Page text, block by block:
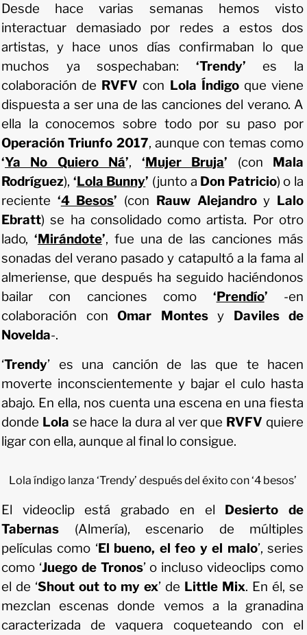
Desde hace varias semanas hemos visto
interactuar demasiado por redes a estos dos
artistas, y hace unos días confirmaban lo que
muchos ya sospechaban: ‘Trendy’ es la
colaboración de RVFV con Lola Índigoque viene
dispuesta a ser una de las canciones del verano. A
ella la conocemos sobre todo por su paso por
Operación Triunfo 2017, aunque con temas como
‘Ya No Quiero Ná’, ‘Mujer Bruja’ (con Mala
Rodríguez), ‘Lola Bunny’ (junto a Don Patricio) o la
reciente ‘4 Besos’ (con Rauw Alejandroy Lalo
Ebratt) se ha consolidado como artista. Por otro
lado, ‘Mirándote’, fue una de las canciones más
sonadas del verano pasado y catapultó a la fama al
almeriense, que después ha seguido haciéndonos
bailar con canciones como ‘Prendío’ -en
colaboración con Omar Montesy Daviles de
Novelda-.
‘Trendy’ es una canción de las que te hacen
moverte inconscientemente y bajar el culo hasta
abajo. En ella, nos cuenta una escena en una fiesta
donde Lola se hace la dura al ver que RVFV quiere
ligar con ella, aunque al final lo consigue.
Lola índigo lanza ‘Trendy’ después del éxito con ‘4 besos’
El videoclip está grabado en el Desierto de
Tabernas (Almería), escenario de múltiples
películas como ‘El bueno, el feo y el malo’, series
como ‘Juego de Tronos’ o incluso videoclips como
el de ‘Shout out to my ex’ de Little Mix. En él, se
mezclan escenas donde vemos a la granadina
caracterizada de vaquera coqueteando con el